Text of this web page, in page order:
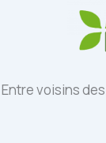
Entre voisins